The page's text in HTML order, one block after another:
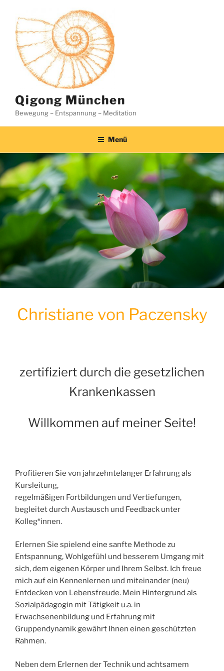
Inhalt
springen
Qigong München
Bewegung – Entspannung – Meditation
Menü
Christiane von Paczensky
zertifiziert durch die gesetzlichen
Krankenkassen
Willkommen auf meiner Seite!
Profitieren Sie von jahrzehntelanger Erfahrung als
Kursleitung,
regelmäßigen Fortbildungen und Vertiefungen,
begleitet durch Austausch und Feedback unter
Kolleg*innen.
Erlernen Sie spielend eine sanfte Methode zu
Entspannung, Wohlgefühl und besserem Umgang mit
sich, dem eigenen Körper und Ihrem Selbst. Ich freue
mich auf ein Kennenlernen und miteinander (neu)
Entdecken von Lebensfreude. Mein Hintergrund als
Sozialpädagogin mit Tätigkeit u.a. in
Erwachsenenbildung und Erfahrung mit
Gruppendynamik gewährt Ihnen einen geschützten
Rahmen.
Neben dem Erlernen der Technik und achtsamem